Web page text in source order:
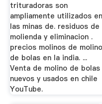
trituradoras son
ampliamente utilizados en
las minas de. residuos de
molienda y eliminacion .
precios molinos de molino
de bolas en la india. ...
Venta de molino de bolas
nuevos y usados en chile
YouTube.